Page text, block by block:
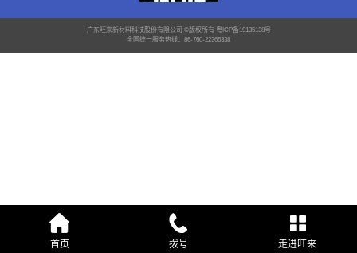
广东旺来新材料科技股份有限公司 ©版权所有 粤ICP备19135138号
全国统一服务热线：86-760-22366338
首页 拨号 走进旺来